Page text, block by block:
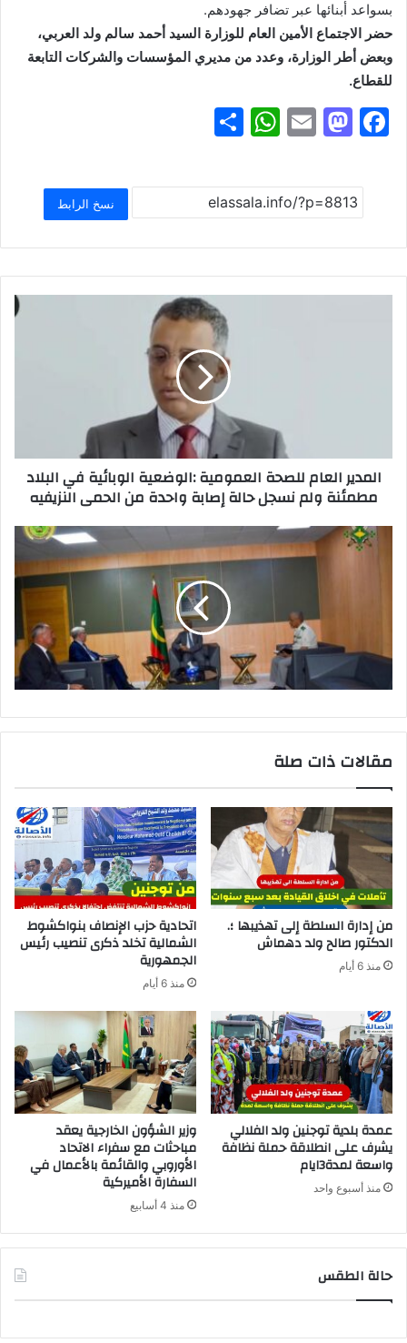
بسواعد أبنائها عبر تضافر جهودهم.
حضر الاجتماع الأمين العام للوزارة السيد أحمد سالم ولد العربي،
وبعض أطر الوزارة، وعدد من مديري المؤسسات والشركات التابعة
للقطاع.
F
c
e
b
o
o
M
st
o
d
o
n
E
ai
l
W
at
s
A
p
p
ar
e
نسخ الرابط
المدير العام للصحة العمومية :الوضعية الوبائية في البلاد
مطمئنة ولم نسجل حالة إصابة واحدة من الحمى النزيفيه
مقالات ذات صلة
من إدارة السلطة إلى تهذيبها ؛.
الدكتور صالح ولد دهماش
منذ 6 أيام
اتحادية حزب الإنصاف بنواكشوط
الشمالية تخلد ذكرى تنصيب رئيس
الجمهورية
منذ 6 أيام
عمدة بلدية توجنين ولد الفلالي
يشرف على انطلاقة حملة نظافة
واسعة لمدة3ايام
منذ أسبوع واحد
وزير الشؤون الخارجية يعقد
مباحثات مع سفراء الاتحاد
الأوروبي والقائمة بالأعمال في
السفارة الأميركية
منذ 4 أسابيع
حالة الطقس